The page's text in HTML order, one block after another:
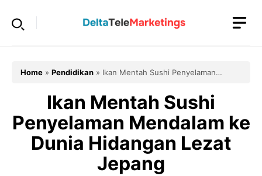
Home » Pendidikan » Ikan Mentah Sushi Penyelaman
Ikan Mentah Sushi
Penyelaman Mendalam ke
Dunia Hidangan Lezat
Jepang